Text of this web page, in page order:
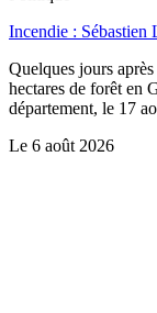
Incendie : Sébastien
Quelques jours
hectares de forêt en
département, le 17
Le 6 août 2026